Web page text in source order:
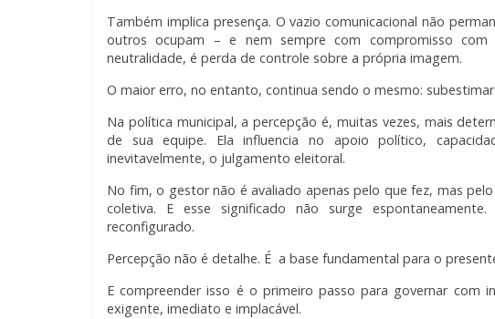
Também implica presença. O vazio comunicacional não
outros ocupam – e nem sempre com compromisso
neutralidade, é perda de controle sobre a própria imagem.
O maior erro, no entanto, continua sendo o mesmo:
Na política municipal, a percepção é, muitas vezes, mais
de sua equipe. Ela influencia no apoio político,
inevitavelmente, o julgamento eleitoral.
No fim, o gestor não é avaliado apenas pelo que fez, mas
coletiva. E esse significado não surge
reconfigurado.
Percepção não é detalhe. É a base fundamental para o
E compreender isso é o primeiro passo para governar com
exigente, imediato e implacável.